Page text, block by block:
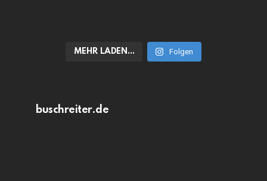
MEHR LADEN… Folgen
buschreiter.de